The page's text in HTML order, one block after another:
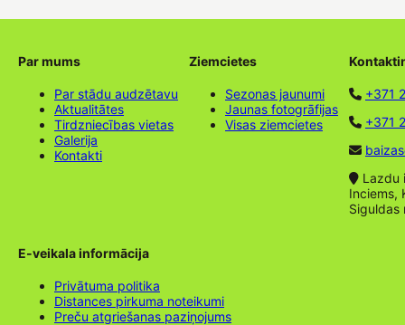
Par mums
Par stādu audzētavu
Aktualitātes
Tirdzniecības vietas
Galerija
Kontakti
Ziemcietes
Sezonas jaunumi
Jaunas fotogrāfijas
Visas ziemcietes
+371
+371
Lazdu
Inciems,
Siguldas
E-veikala informācija
Privātuma politika
Distances pirkuma noteikumi
Preču atgriešanas paziņojums